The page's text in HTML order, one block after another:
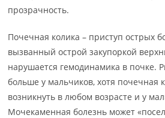
прозрачность.
Почечная колика – приступ острых
вызванный острой закупоркой
нарушается гемодинамика в почке.
больше у мальчиков, хотя почечная
возникнуть в любом возрасте и у
Мочекаменная болезнь может